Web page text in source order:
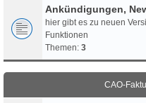
Ankündigungen,
hier gibt es zu neuen
Funktionen
Themen: 3
CAO-